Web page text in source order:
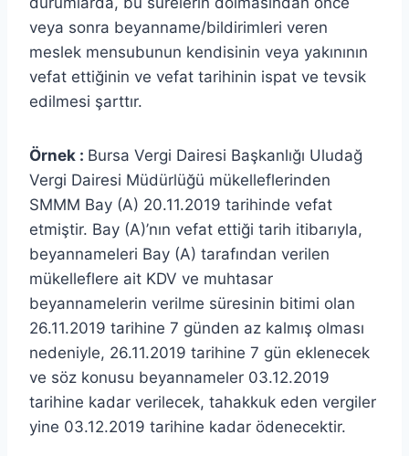
veya sonra beyanname/bildirimleri veren
meslek mensubunun kendisinin veya yakınının
vefat ettiğinin ve vefat tarihinin ispat ve tevsik
edilmesi şarttır.
Örnek : Bursa Vergi Dairesi Başkanlığı Uludağ
Vergi Dairesi Müdürlüğü mükelleflerinden
SMMM Bay (A) 20.11.2019 tarihinde vefat
etmiştir. Bay (A)’nın vefat ettiği tarih itibarıyla,
beyannameleri Bay (A) tarafından verilen
mükelleflere ait KDV ve muhtasar
beyannamelerin verilme süresinin bitimi olan
26.11.2019 tarihine 7 günden az kalmış olması
nedeniyle, 26.11.2019 tarihine 7 gün eklenecek
ve söz konusu beyannameler 03.12.2019
tarihine kadar verilecek, tahakkuk eden vergiler
yine 03.12.2019 tarihine kadar ödenecektir.